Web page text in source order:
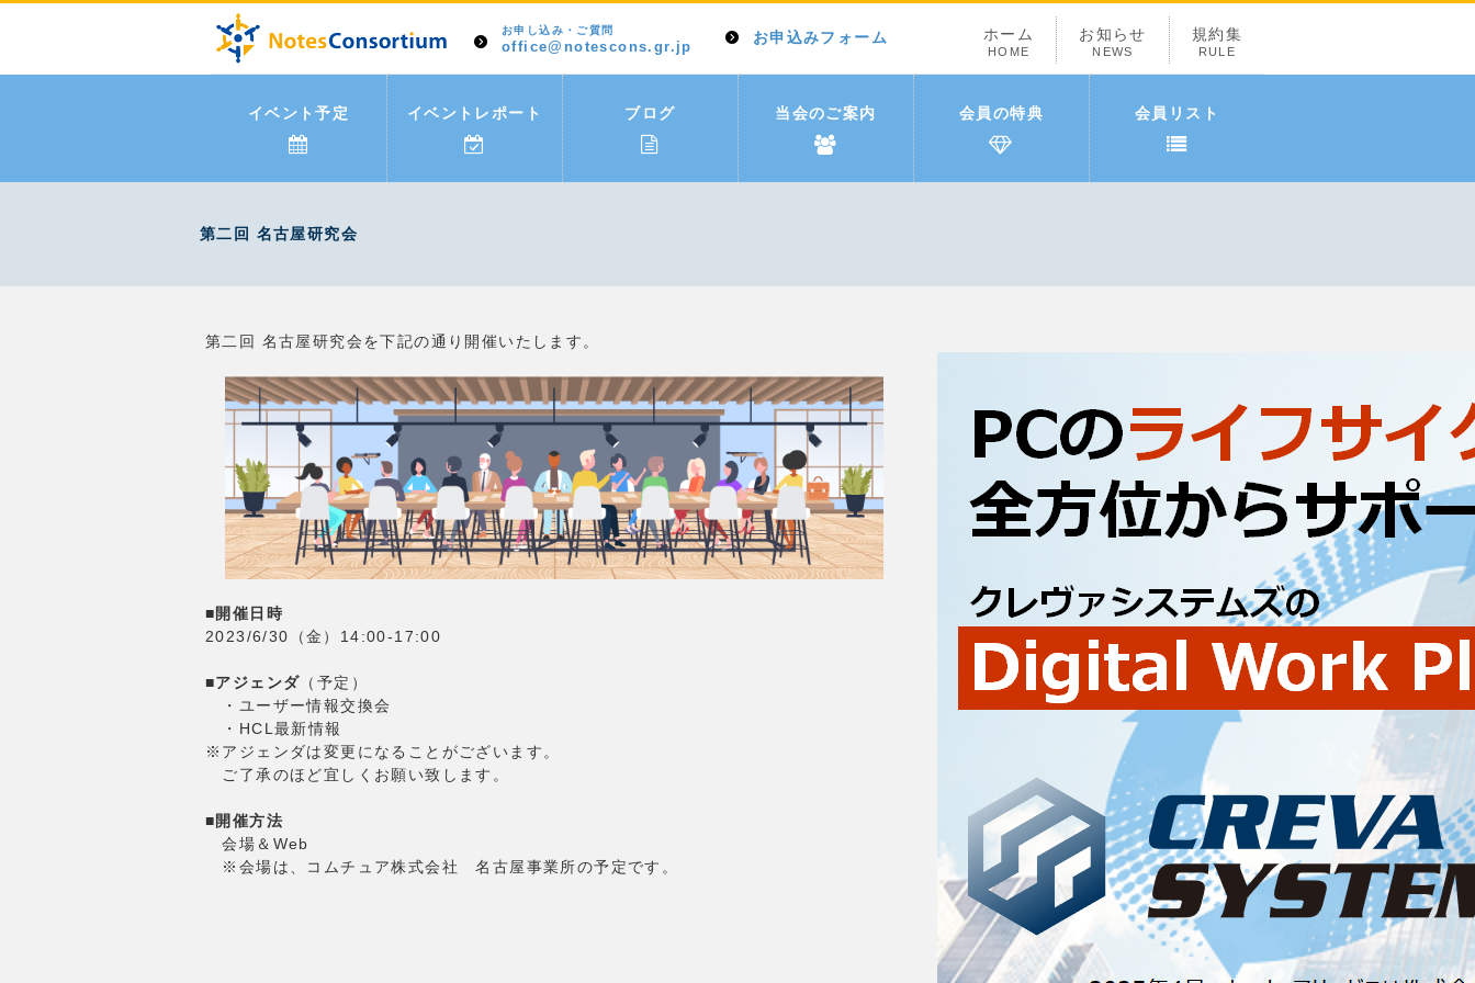
お申し込み・ご質問
office@notescons.gr.jp
お申込みフォーム ホーム
HOME
お知らせ
NEWS
規約集
RULE
イベント予定 イベントレポート ブログ 当会のご案内 会員の特典 会員リスト
第二回 名古屋研究会
第二回 名古屋研究会を下記の通り開催いたします。
■開催日時
2023/6/30（金）14:00-17:00
■アジェンダ （予定）
・ユーザー情報交換会
・HCL最新情報
※アジェンダは変更になることがございます。
ご了承のほど宜しくお願い致します。
■開催方法
会場＆Web
※会場は、コムチュア株式会社 名古屋事業所の予定です。